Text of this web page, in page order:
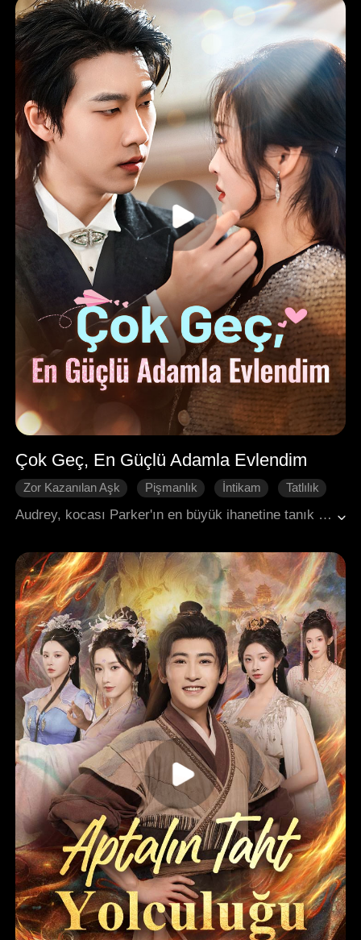
Çok Geç, En Güçlü Adamla Evlendim
Zor Kazanılan Aşk Pişmanlık İntikam
Tatlılık
Audrey, kocası Parker'ın en büyük ihanetine tanık olmuştu. Ancak Parker, utanmadan, "Sen çocuk sahibi olamıyorsun, benim bir varise ihtiyacım var," diye ilan etti. O gece Audrey, kimsenin cesaret edemediği bir numarayı çevirdi ve en güçlü adamla yeniden evlendi. Yeniden karşılaştıklarında, bu kendi düğünüydü. Parker, Audrey'nin önünde diz çökerek yalvarıyordu: "Özür dilerim, sevgilim. Lütfen bana bir şans daha ver." Audrey bir adım geri çekildi. Tam o sırada, söylentilere göre büyük iş adamı Wesley, kolunu Audrey'nin beline doladı ve sesi bıçak gibi keskin bir şekilde söyledi: "Artık," dedi, "o benim karım."